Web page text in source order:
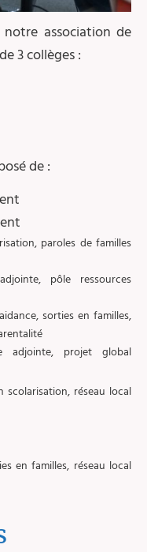
association de
3 collèges :
de :
paroles de familles
pôle ressources
sorties en familles,
adjointe, projet global
scolarisation, réseau local
en familles, réseau local